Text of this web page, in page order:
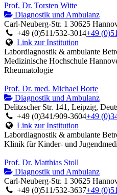
Prof. Dr. Torsten Witte
Diagnostik und Ambulanz
Carl-Neuberg-Str. 1 30625
+49 (0)511/532-3014+49
Link zur Institution
Labordiagnostik & ambulante
Medizinische Hochschule
Rheumatologie
Prof. Dr. med. Michael Borte
Diagnostik und Ambulanz
Delitzscher Str. 141, Leipzig,
+49 (0)341/909-3604+49
Link zur Institution
Labordiagnostik & ambulante
Klinik für Kinder- und
Prof. Dr. Matthias Stoll
Diagnostik und Ambulanz
Carl-Neuberg-Str. 1 30625
+49 (0)511/532-3637+49